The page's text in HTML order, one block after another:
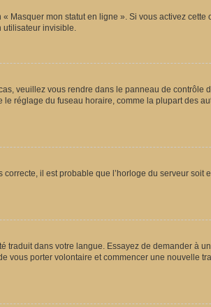
Masquer mon statut en ligne ». Si vous activez
utilisateur invisible.
veuillez vous rendre dans le panneau de contrôle
réglage du fuseau horaire, comme la plupart des
il est probable que l’horloge du serveur
dans votre langue. Essayez de demander à
porter volontaire et commencer une nouvelle